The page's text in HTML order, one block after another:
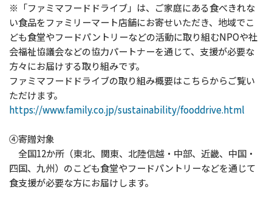
※「ファミマフードドライブ」は、ご家庭にある食べきれな
い食品をファミリーマート店舗にお寄せいただき、地域でこ
ども食堂やフードパントリーなどの活動に取り組むNPOや社
会福祉協議会などの協力パートナーを通じて、支援が必要な
方々にお届けする取り組みです。
ファミマフードドライブの取り組み概要はこちらからご覧い
ただけます。
https://www.family.co.jp/sustainability/fooddrive.html
④寄贈対象
全国12か所（東北、関東、北陸信越・中部、近畿、中国・
四国、九州）のこども食堂やフードパントリーなどを通じて
食支援が必要な方にお届けします。